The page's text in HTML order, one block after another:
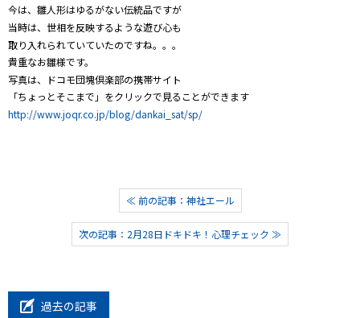
今は、雛人形はゆるがない伝統品ですが
当時は、世相を反映するような遊び心も
取り入れられていていたのですね。。。
貴重なお雛様です。
写真は、ドコモ団塊倶楽部の携帯サイト
「ちょっとそこまで」をクリックで見ることができます
http://www.joqr.co.jp/blog/dankai_sat/sp/
≪ 前の記事：神社エール
次の記事：2月28日ドキドキ！心理チェック ≫
過去の記事